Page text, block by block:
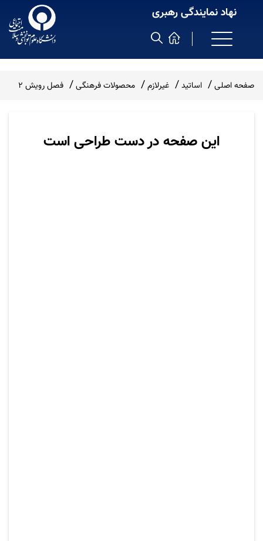
نهاد نمایندگی رهبری
صفحه اصلی اساتید غیرلازم محصولات فرهنگی فصل رویش 2
این صفحه در دست طراحی است